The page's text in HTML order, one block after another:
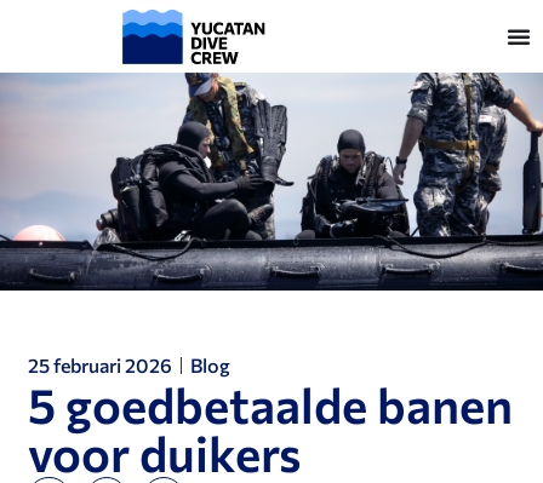
25 februari 2026 Blog
5 goedbetaalde banen
voor duikers